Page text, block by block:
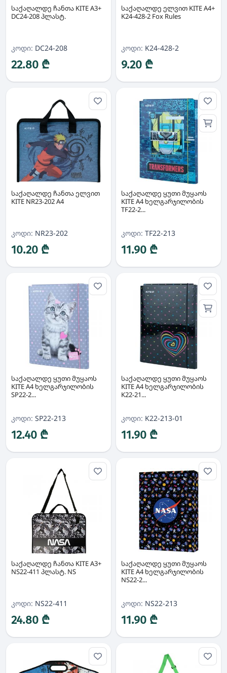
საქაღალდე ჩანთა KITE A3+
DC24-208 პლასტ.
კოდი: DC24-208
22.80 ₾
საქაღალდე ელვით KITE A4+
K24-428-2 Fox Rules
კოდი: K24-428-2
9.20 ₾
საქაღალდე ჩანთა ელვით
KITE NR23-202 A4
კოდი: NR23-202
10.20 ₾
საქაღალდე ყუთი მუყაოს
KITE A4 ხელგარჯილობის
TF22-2...
კოდი: TF22-213
11.90 ₾
საქაღალდე ყუთი მუყაოს
KITE A4 ხელგარჯილობის
SP22-2...
კოდი: SP22-213
12.40 ₾
საქაღალდე ყუთი მუყაოს
KITE A4 ხელგარჯილობის
K22-21...
კოდი: K22-213-01
11.90 ₾
საქაღალდე ჩანთა KITE A3+
NS22-411 პლასტ. NS
კოდი: NS22-411
24.80 ₾
საქაღალდე ყუთი მუყაოს
KITE A4 ხელგარჯილობის
NS22-2...
კოდი: NS22-213
11.90 ₾